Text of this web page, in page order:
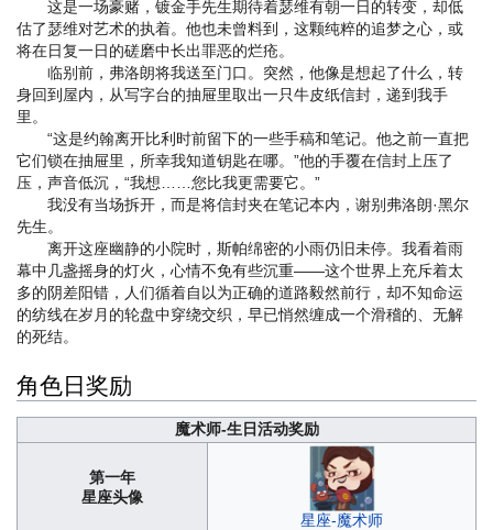
这是一场豪赌，镀金手先生期待着瑟维有朝一日的转变，却低
估了瑟维对艺术的执着。他也未曾料到，这颗纯粹的追梦之心，或
将在日复一日的磋磨中长出罪恶的烂疮。
临别前，弗洛朗将我送至门口。突然，他像是想起了什么，转
身回到屋内，从写字台的抽屉里取出一只牛皮纸信封，递到我手
里。
“这是约翰离开比利时前留下的一些手稿和笔记。他之前一直把
它们锁在抽屉里，所幸我知道钥匙在哪。”他的手覆在信封上压了
压，声音低沉，“我想……您比我更需要它。”
我没有当场拆开，而是将信封夹在笔记本内，谢别弗洛朗·黑尔
先生。
离开这座幽静的小院时，斯帕绵密的小雨仍旧未停。我看着雨
幕中几盏摇身的灯火，心情不免有些沉重——这个世界上充斥着太
多的阴差阳错，人们循着自以为正确的道路毅然前行，却不知命运
的纺线在岁月的轮盘中穿绕交织，早已悄然缠成一个滑稽的、无解
的死结。
角色日奖励
魔术师-生日活动奖励
第一年
星座头像
星座-魔术师